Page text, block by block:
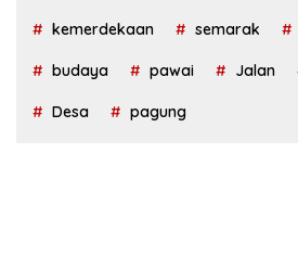
kemerdekaan semarak
budaya pawai Jalan
Desa pagung